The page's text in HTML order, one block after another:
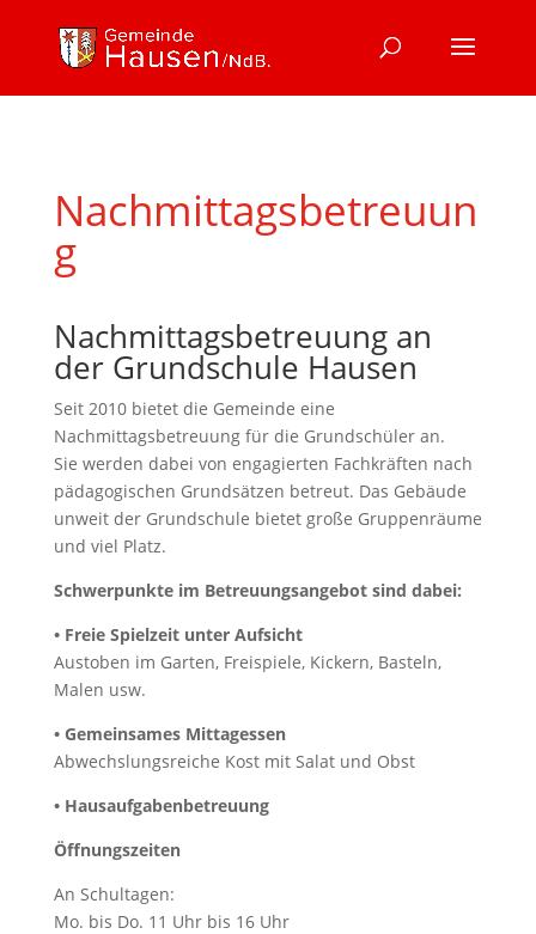
Nachmittagsbetreuun
g
Nachmittagsbetreuung an
der Grundschule Hausen
Seit 2010 bietet die Gemeinde eine
Nachmittagsbetreuung für die Grundschüler an.
Sie werden dabei von engagierten Fachkräften nach
pädagogischen Grundsätzen betreut. Das Gebäude
unweit der Grundschule bietet große Gruppenräume
und viel Platz.
Schwerpunkte im Betreuungsangebot sind dabei:
• Freie Spielzeit unter Aufsicht
Austoben im Garten, Freispiele, Kickern, Basteln,
Malen usw.
• Gemeinsames Mittagessen
Abwechslungsreiche Kost mit Salat und Obst
• Hausaufgabenbetreuung
Öffnungszeiten
An Schultagen:
Mo. bis Do. 11 Uhr bis 16 Uhr